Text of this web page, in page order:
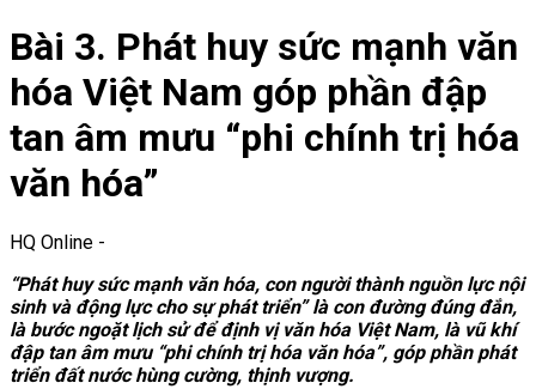
Bài 3. Phát huy sức mạnh văn
hóa Việt Nam góp phần đập
tan âm mưu “phi chính trị hóa
văn hóa”
HQ Online -
“Phát huy sức mạnh văn hóa, con người thành nguồn lực nội
sinh và động lực cho sự phát triển” là con đường đúng đắn,
là bước ngoặt lịch sử để định vị văn hóa Việt Nam, là vũ khí
đập tan âm mưu “phi chính trị hóa văn hóa”, góp phần phát
triển đất nước hùng cường, thịnh vượng.